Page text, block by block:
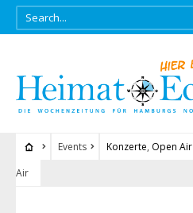
Events Konzerte, Open Air
Air